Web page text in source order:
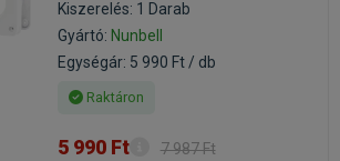
Kiszerelés: 1 Darab
Gyártó: Nunbell
Egységár: 5 990 Ft / db
Raktáron
5 990 Ft 7 987 Ft